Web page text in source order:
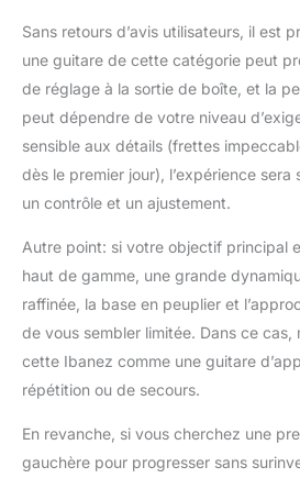
Sans retours d’avis utilisateurs, il est
une guitare de cette catégorie peut
de réglage à la sortie de boîte, et la
peut dépendre de votre niveau
sensible aux détails (frettes
dès le premier jour), l’expérience sera
un contrôle et un ajustement.
Autre point: si votre objectif principal
haut de gamme, une grande
raffinée, la base en peuplier et
de vous sembler limitée. Dans ce
cette Ibanez comme une guitare
répétition ou de secours.
En revanche, si vous cherchez une
gauchère pour progresser sans